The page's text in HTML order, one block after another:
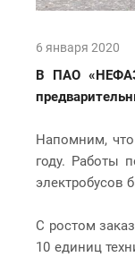
6 января 2020
В ПАО
Напомним, что
году. Работы
электробусов
С ростом
10 единиц